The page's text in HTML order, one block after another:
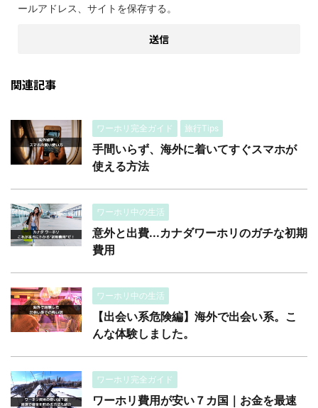
ールアドレス、サイトを保存する。
関連記事
ワーホリ完全ガイド 旅行Tips
手間いらず、海外に着いてすぐスマホが
使える方法
ワーホリ中の生活
意外と出費...カナダワーホリのガチな初期
費用
ワーホリ中の生活
【出会い系危険編】海外で出会い系。こ
んな体験しました。
ワーホリ完全ガイド
ワーホリ費用が安い７カ国｜お金を最速